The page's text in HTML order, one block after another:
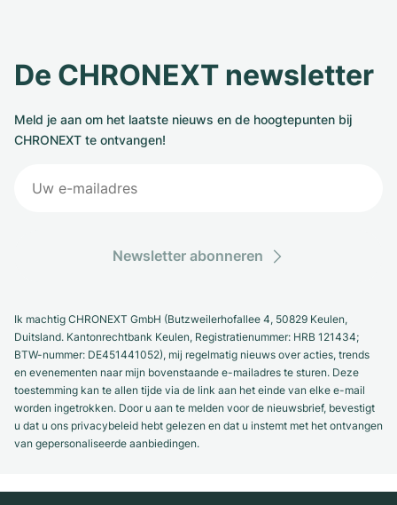
De CHRONEXT newsletter
Meld je aan om het laatste nieuws en de hoogtepunten bij
CHRONEXT te ontvangen!
Newsletter abonneren
Ik machtig CHRONEXT GmbH (Butzweilerhofallee 4, 50829 Keulen,
Duitsland. Kantonrechtbank Keulen, Registratienummer: HRB 121434;
BTW-nummer: DE451441052), mij regelmatig nieuws over acties, trends
en evenementen naar mijn bovenstaande e-mailadres te sturen. Deze
toestemming kan te allen tijde via de link aan het einde van elke e-mail
worden ingetrokken. Door u aan te melden voor de nieuwsbrief, bevestigt
u dat u ons privacybeleid hebt gelezen en dat u instemt met het ontvangen
van gepersonaliseerde aanbiedingen.